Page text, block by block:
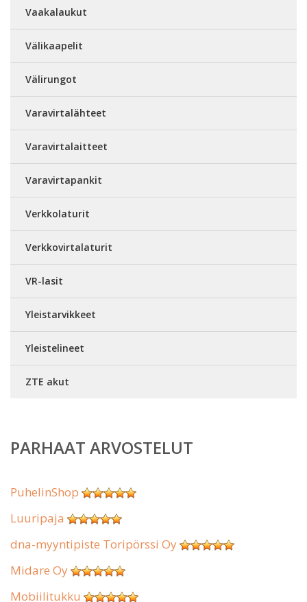
Vaakalaukut
Välikaapelit
Välirungot
Varavirtalähteet
Varavirtalaitteet
Varavirtapankit
Verkkolaturit
Verkkovirtalaturit
VR-lasit
Yleistarvikkeet
Yleistelineet
ZTE akut
PARHAAT ARVOSTELUT
PuhelinShop
Luuripaja
dna-myyntipiste Toripörssi Oy
Midare Oy
Mobiilitukku